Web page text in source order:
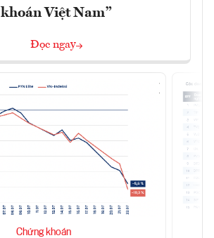
khoán Việt Nam”
Đọc ngay
Chứng khoán